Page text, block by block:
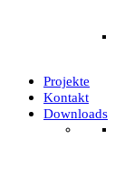
Projekte
Kontakt
Downloads